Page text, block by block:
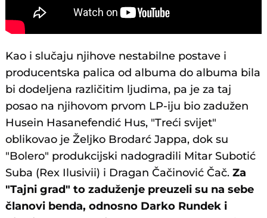
Kao i slučaju njihove nestabilne postave i
producentska palica od albuma do albuma bila
bi dodeljena različitim ljudima, pa je za taj
posao na njihovom prvom LP-iju bio zadužen
Husein Hasanefendić Hus, "Treći svijet"
oblikovao je Željko Brodarć Jappa, dok su
"Bolero" produkcijski nadogradili Mitar Subotić
Suba (Rex Ilusivii) i Dragan Čačinović Čač.Za
"Tajni grad" to zaduženje preuzeli su na sebe
članovi benda, odnosno Darko Rundek i